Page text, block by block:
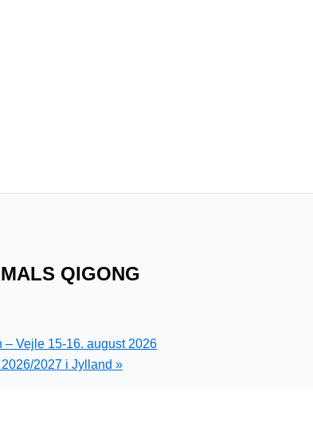
QIGONG
– Vejle 15-16. august 2026
2027 i Jylland »